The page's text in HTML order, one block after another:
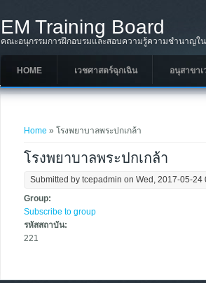
EM Training Board
คณะอนุกรรมการฝึกอบรมและสอบความรู้ความชำนาญใ
HOME เวชศาสตร์ฉุกเฉิน อนุสาขา
You are here
Home » โรงพยาบาลพระปกเกล้า
โรงพยาบาลพระปกเกล้า
Submitted bytcepadmin on Wed, 2017-05-24
Group:
Subscribe to group
รหัสสถาบัน:
221